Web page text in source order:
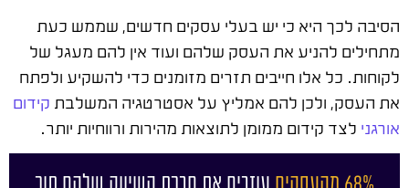
הסיבה לכך היא כי יש בעלי עסקים חדשים, שממש כעת
מתחילים להניע את העסק שלהם ועוד אין להם מעגל של
לקוחות. כל אלו חייבים תזרים מזומנים כדי להשקיע ולפתח
את העסק, ולכן להם אמליץ על אסטרטגיה המשלבת קידום
אורגני לצד קידום ממומן לתוצאות מהירות ורווחיות יותר.